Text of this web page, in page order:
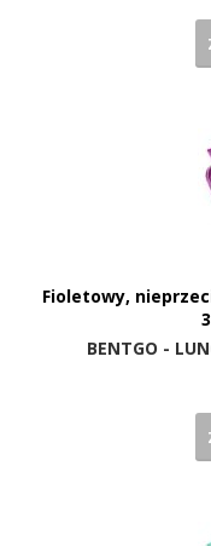
Fioletowy,
BENTGO -